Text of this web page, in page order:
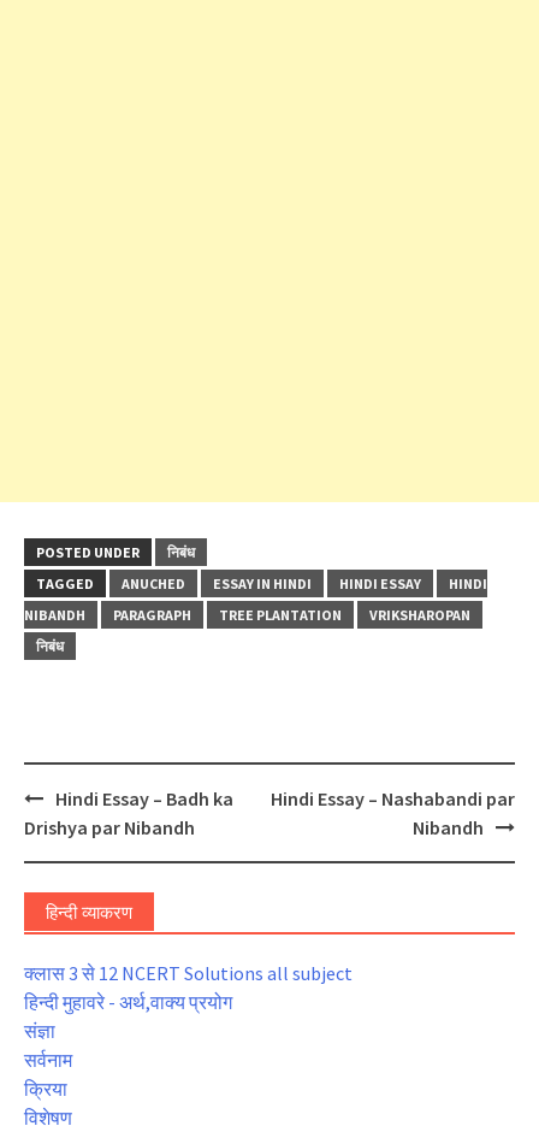
POSTED UNDER
निबंध
TAGGED
ANUCHED ESSAY IN HINDI HINDI ESSAY
HINDI
NIBANDH
PARAGRAPH TREE PLANTATION
VRIKSHAROPAN
निबंध
Post
navigation
Hindi Essay – Badh ka
Drishya par Nibandh
Hindi Essay – Nashabandi par
Nibandh
हिन्दी व्याकरण
क्लास 3 से 12 NCERT Solutions all subject
हिन्दी मुहावरे - अर्थ,वाक्य प्रयोग
संज्ञा
सर्वनाम
क्रिया
विशेषण